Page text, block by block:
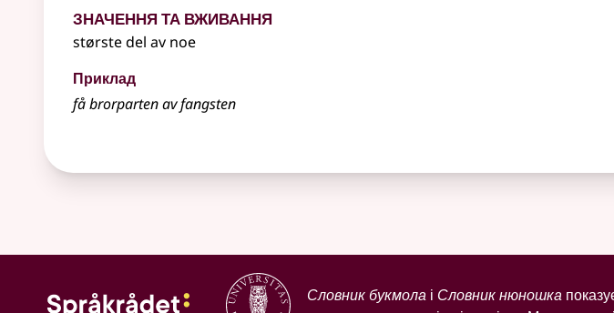
Значення та вживання
største del av noe
Приклад
fåbrorpartenav fangsten
Словник букмола і Словник нюношка